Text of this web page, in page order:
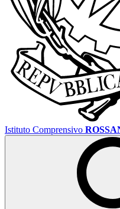
Istituto Comprensivo